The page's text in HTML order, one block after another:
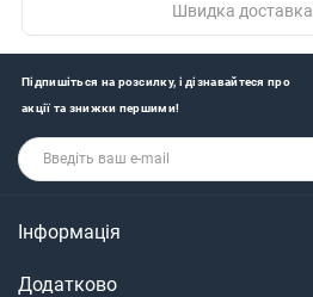
Швидка доставка
Підпишіться на розсилку, і дізнавайтеся про
акції та знижки першими!
Інформація
Додатково